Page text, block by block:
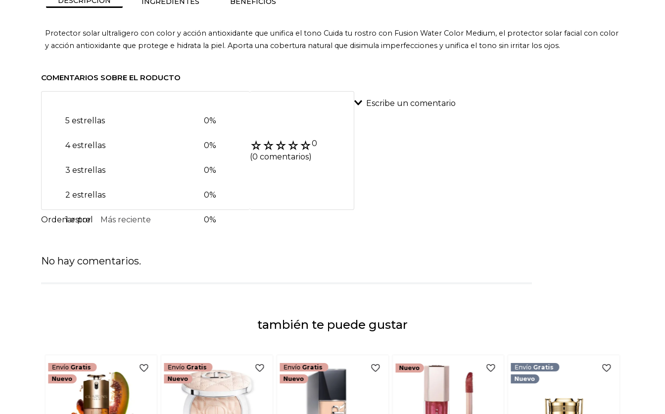
Protector solar ultraligero con color y acción antioxidante que unifica el tono Cuida tu rostro con Fusion Water Color Medium, el protector solar facial con color
y acción antioxidante que protege e hidrata la piel. Aporta una cobertura natural que disimula imperfecciones y unifica el tono sin irritar los ojos.
COMENTARIOS SOBRE EL RODUCTO
☆☆☆☆☆0
(0 comentarios)
5 estrellas 0%
4 estrellas 0%
3 estrellas 0%
2 estrellas 0%
1 estrella 0%
Escribe un comentario
Más reciente
No hay comentarios.
también te puede gustar
Envío Gratis Envío Gratis Envío Gratis Envío Gratis